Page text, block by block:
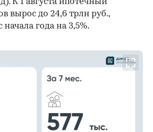
К 1 августа ипотечный
вырос до 24,6 трлн руб.,
года на 3,5%.